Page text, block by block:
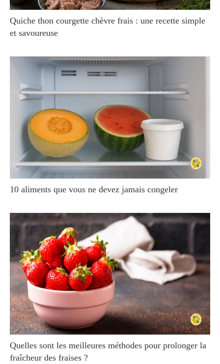
Quiche thon courgette chèvre frais : une recette simple
et savoureuse
10 aliments que vous ne devez jamais congeler
Quelles sont les meilleures méthodes pour prolonger la
fraîcheur des fraises ?